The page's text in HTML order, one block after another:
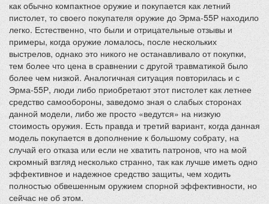
как обычно компактное оружие и покупается как летний
пистолет, то своего покупателя оружие до Эрма-55Р находило
легко. Естественно, что были и отрицательные отзывы и
примеры, когда оружие ломалось, после нескольких
выстрелов, однако это никого не останавливало от покупки,
тем более что цена в сравнении с другой травматикой было
более чем низкой. Аналогичная ситуация повторилась и с
Эрма-55Р, люди либо приобретают этот пистолет как летнее
средство самообороны, заведомо зная о слабых сторонах
данной модели, либо же просто «ведутся» на низкую
стоимость оружия. Есть правда и третий вариант, когда данная
модель покупается в дополнение к большому собрату, на
случай его отказа или если не хватить патронов, что на мой
скромный взгляд несколько странно, так как лучше иметь одно
эффективное и надежное средство защиты, чем ходить
полностью обвешенным оружием спорной эффективности, но
сейчас не об этом.